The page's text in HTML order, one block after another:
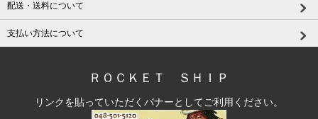
配送・送料について
支払い方法について
ＲＯＣＫＥＴ ＳＨＩＰ
リンクを貼っていただくバナーとしてご利用ください。